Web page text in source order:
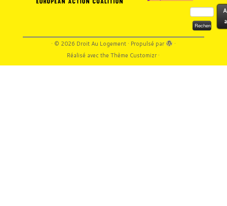
Rechercher :
· © 2026 Droit Au Logement· Propulsé par
·
Réalisé avec theThème Customizr·